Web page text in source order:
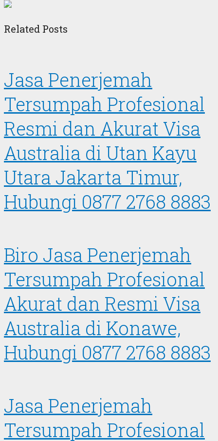
Related Posts
Jasa Penerjemah
Tersumpah Profesional
Resmi dan Akurat Visa
Australia di Utan Kayu
Utara Jakarta Timur,
Hubungi 0877 2768 8883
Biro Jasa Penerjemah
Tersumpah Profesional
Akurat dan Resmi Visa
Australia di Konawe,
Hubungi 0877 2768 8883
Jasa Penerjemah
Tersumpah Profesional